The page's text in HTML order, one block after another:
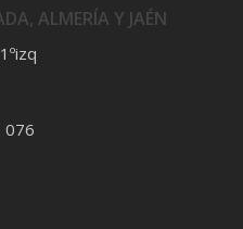
ALMERÍA Y JAÉN
076